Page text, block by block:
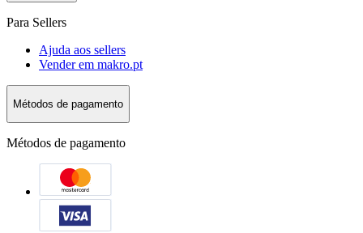
Para Sellers
Ajuda aos sellers
Vender em makro.pt
Métodos de pagamento
Métodos de pagamento